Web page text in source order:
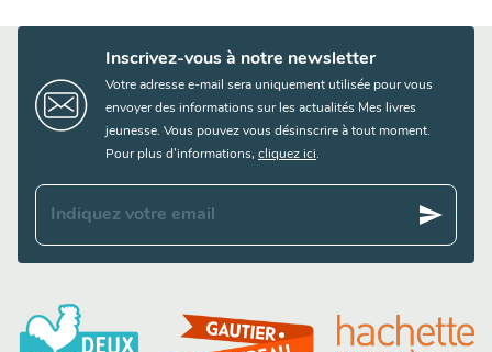
Inscrivez-vous à notre newsletter
Votre adresse e-mail sera uniquement utilisée pour vous
envoyer des informations sur les actualités Mes livres
jeunesse. Vous pouvez vous désinscrire à tout moment.
Pour plus d’informations, cliquez ici.
Indiquez votre email send